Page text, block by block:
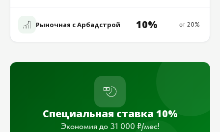
Рыночная с Арбадстрой 10% от 20%
Специальная ставка 10%
Экономия до 31 000 ₽/мес!